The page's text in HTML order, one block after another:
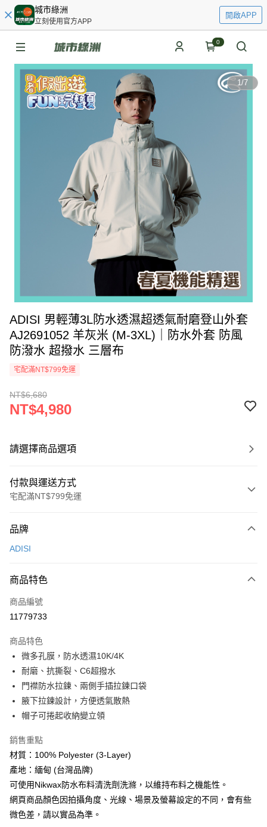
城市綠洲
立刻使用官方APP
開啟APP
0
1/7
ADISI 男輕薄3L防水透濕超透氣耐磨登山外套
AJ2691052 羊灰米 (M-3XL)｜防水外套 防風
防潑水 超撥水 三層布
宅配滿NT$799免運
NT$6,680
NT$4,980
請選擇商品選項
付款與運送方式
宅配滿NT$799免運
信用卡一次付款
Apple Pay
街口支付
Google Pay
全盈+PAY
AFTEE先享後付
相關說明
【關於「AFTEE先享後付」】
便利好安心！
１．簡單：不需註冊會員、不需綁卡、不需儲值。
２．便利：只要手機號碼，簡訊認證，即可結帳。
３．安心：先確認商品／服務後，再付款。
【「AFTEE先享後付」結帳流程】
１．於結帳方式選擇「AFTEE先享後付」後，將跳轉至「AFTEE先享後付」
結帳頁面，進行簡訊認證並確認金額後，即可完成結帳。
貨到付款
運送方式
宅配
每筆NT$100，滿NT$799(含以上)免運費
品牌
ADISI
商品特色
商品編號
11779733
商品特色
微多孔膜，防水透濕10K/4K
耐磨、抗撕裂、C6超撥水
門襟防水拉鍊、兩側手插拉鍊口袋
腋下拉鍊設計，方便透氣散熱
帽子可捲起收納變立領
銷售重點
材質：100% Polyester (3-Layer)
產地：緬甸 (台灣品牌)
可使用Nikwax防水布料清洗劑洗滌，以維持布料之機能性。
網頁商品顏色因拍攝角度、光線、場景及螢幕設定的不同，會有些
微色差，請以實品為準。